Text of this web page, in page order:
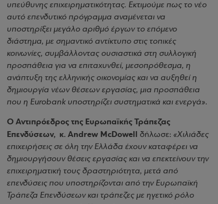
υπεύθυνης επιχειρηματικότητας. Εκτιμούμε πως το νέο
αυτό επενδυτικό πρόγραμμα αναμένεται να
υποστηρίξει μεγάλο αριθμό έργων το επόμενο
διάστημα, με σημαντικό αντίκτυπο στις τοπικές
κοινωνίες, συμβάλλοντας ουσιαστικά στη συλλογική
προσπάθεια για να επιταχυνθεί, μεσοπρόθεσμα, η
ανάπτυξη της ελληνικής οικονομίας και να αυξηθεί η
δημιουργία νέων θέσεων εργασίας, μια προσπάθεια
που η Eurobank υποστηρίζει συστηματικά και ενεργά».
Ο Αντιπρόεδρος της Ευρωπαϊκής Τράπεζας
Επενδύσεων, κ. Andrew McDowell δήλωσε: «Χιλιάδες
επιχειρήσεις σε όλη την Ελλάδα έχουν καταφέρει να
δημιουργήσουν θέσεις εργασίας και να επεκτείνουν την
επιχειρηματική τους δραστηριότητα, μετά από
επενδύσεις που υποστηρίζονται από την Ευρωπαϊκή
Τράπεζα Επενδύσεων και τράπεζες με ηγετικό ρόλο